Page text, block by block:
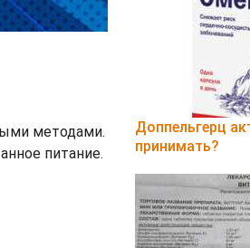
методами.
питание.
Доппельгерц
принимать?